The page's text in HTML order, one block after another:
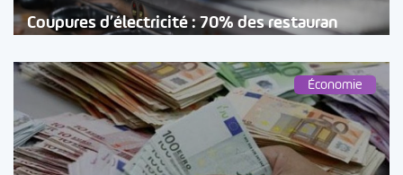
Coupures d’électricité : 70% des restauran
Économie